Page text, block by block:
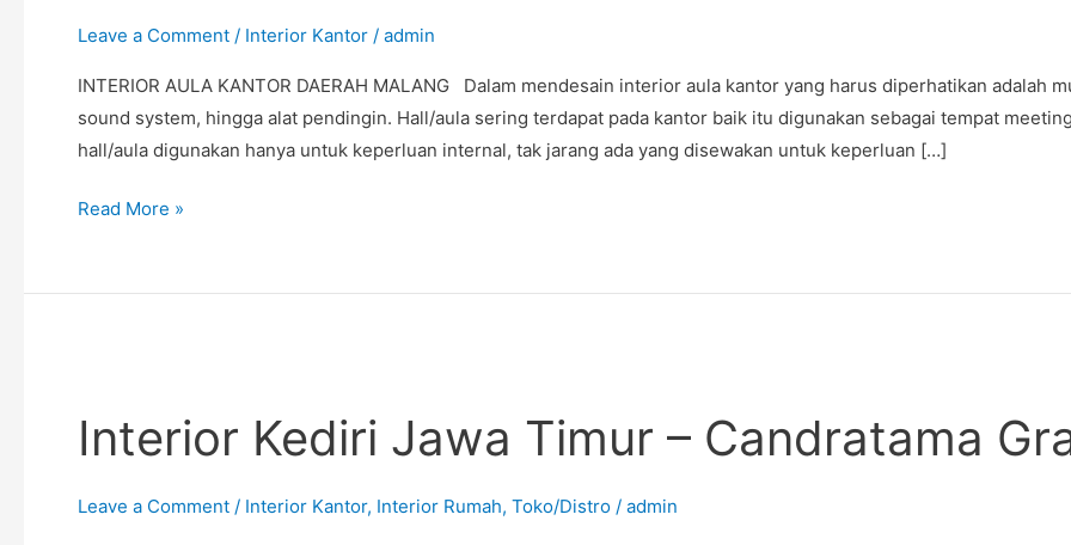
Leave a Comment / Interior Kantor / admin
INTERIOR AULA KANTOR DAERAH MALANG Dalam mendesain interior aula kantor yang harus diperhatikan adalah
sound system, hingga alat pendingin. Hall/aula sering terdapat pada kantor baik itu digunakan sebagai tempat
hall/aula digunakan hanya untuk keperluan internal, tak jarang ada yang disewakan untuk keperluan […]
Read More »
Interior Kediri Jawa Timur – Candratama
Leave a Comment / Interior Kantor, Interior Rumah, Toko/Distro / admin
Jawa
Timur